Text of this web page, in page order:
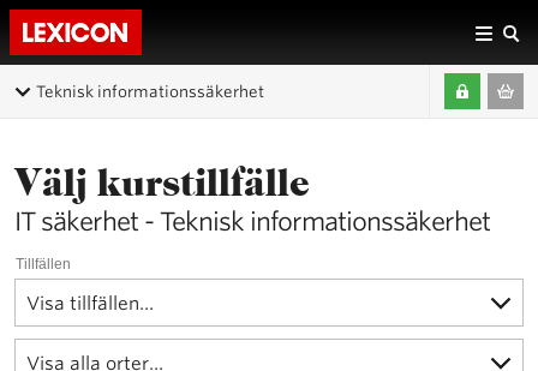
Teknisk informationssäkerhet
Välj kurstillfälle
IT säkerhet - Teknisk informationssäkerhet
Tillfällen